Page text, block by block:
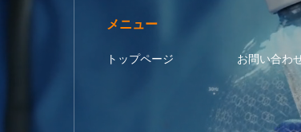
メニュー
トップページ お問い合わ